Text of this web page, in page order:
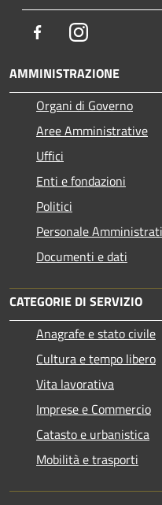
FacebookInstagram
AMMINISTRAZIONE
Organi di Governo
Aree Amministrative
Uffici
Enti e fondazioni
Politici
Personale
Documenti e dati
CATEGORIE DI SERVIZIO
Anagrafe e stato civile
Cultura e tempo libero
Vita lavorativa
Imprese e Commercio
Catasto e urbanistica
Mobilità e trasporti